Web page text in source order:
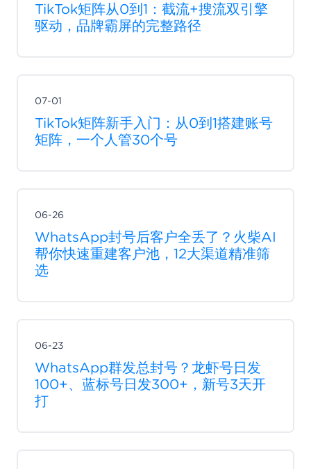
TikTok矩阵从0到1：截流+搜流双引擎
驱动，品牌霸屏的完整路径
07-01
TikTok矩阵新手入门：从0到1搭建账号
矩阵，一个人管30个号
06-26
WhatsApp封号后客户全丢了？火柴AI
帮你快速重建客户池，12大渠道精准筛
选
06-23
WhatsApp群发总封号？龙虾号日发
100+、蓝标号日发300+，新号3天开
打